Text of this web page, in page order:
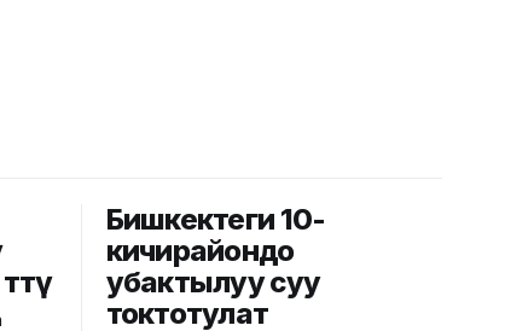
Бишкектеги 10-
кичирайондо
убактылуу суу
токтотулат